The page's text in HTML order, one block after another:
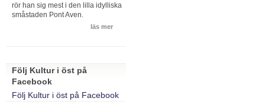
rör han sig mest i den lilla idylliska
småstaden Pont Aven.
läs mer
Följ Kultur i öst på
Facebook
Följ Kultur i öst på Facebook